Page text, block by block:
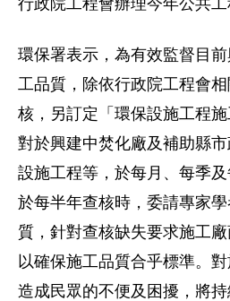
行政院工程會辦理今年公共工
環保署表示，為有效監督目
工品質，除依行政院工程會
核，另訂定「環保設施工程施
對於興建中焚化廠及補助縣
設施工程等，於每月、每季
於每半年查核時，委請專家
質，針對查核缺失要求施工
以確保施工品質合乎標準。
造成民眾的不便及困擾，將